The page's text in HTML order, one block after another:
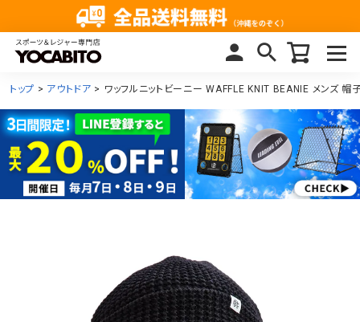
トップ アウトドア ワッフルニットビーニー WAFFLE KNIT BEANIE メンズ 帽